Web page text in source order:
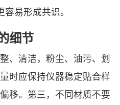
容易形成共识。
细节
、清洁，粉尘、油污、划
时应保持仪器稳定贴合样
移。第三，不同材质不要